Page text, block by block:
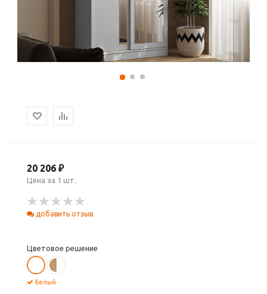
20 206 ₽
Цена за 1 шт.
добавить отзыв
Цветовое решение
Белый